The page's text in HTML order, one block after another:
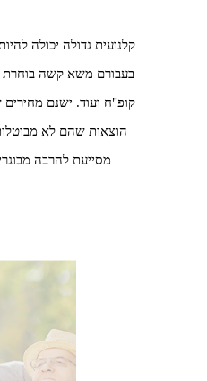
בעבורם משא קשה בוחרת
קופ"ח ועוד. ישנם מחירים
הוצאות שהם לא
מסייעת להרבה מבוגרים לבחור בה כדי להיות